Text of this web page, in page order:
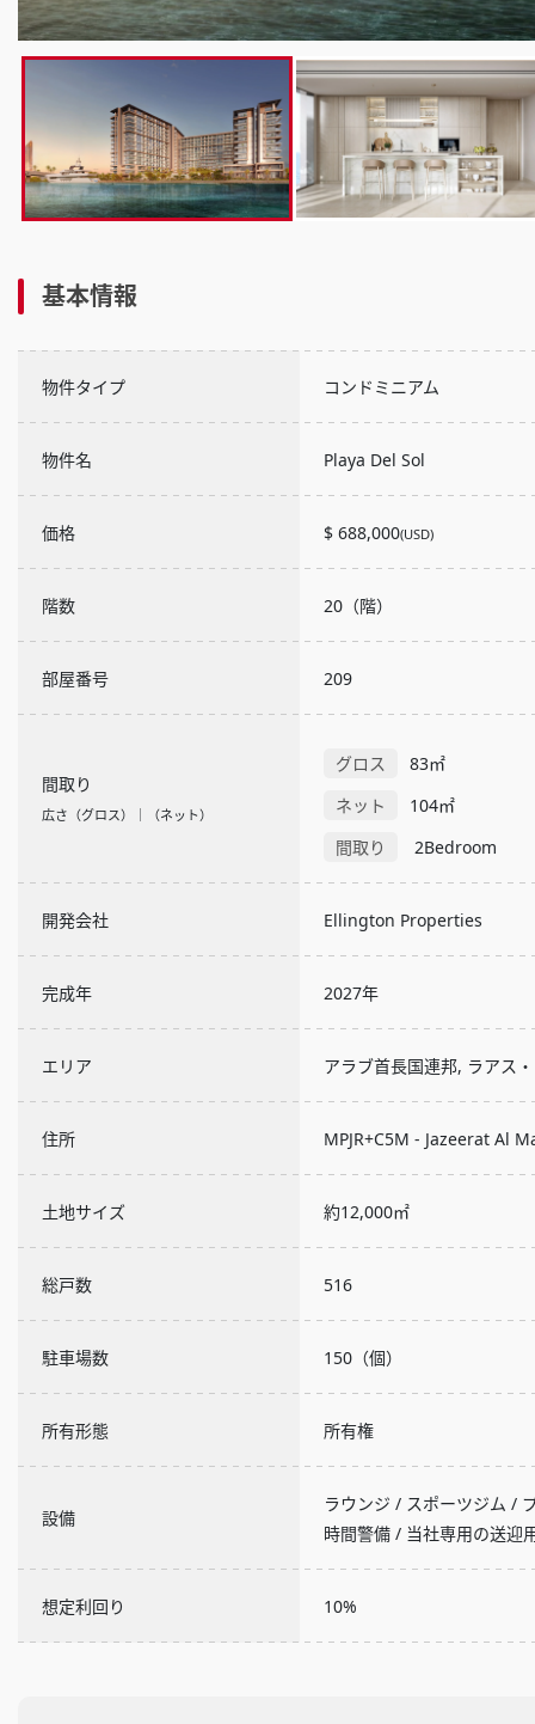
基本情報
物件タイプ コンドミニアム
物件名 Playa Del Sol
価格 $ 688,000(USD)
階数 20（階）
部屋番号 209
間取り
広さ（グロス）｜（ネット）
グロス
83㎡
ネット
104㎡
間取り
2Bedroom
開発会社 Ellington Properties
完成年 2027年
エリア アラブ首長国連邦, ラアス
住所 MPJR+C5M - Jazeerat Al
土地サイズ 約12,000㎡
総戸数 516
駐車場数 150（個）
所有形態 所有権
設備
ラウンジ / スポーツジム /
時間警備 / 当社専用の送迎
想定利回り 10%